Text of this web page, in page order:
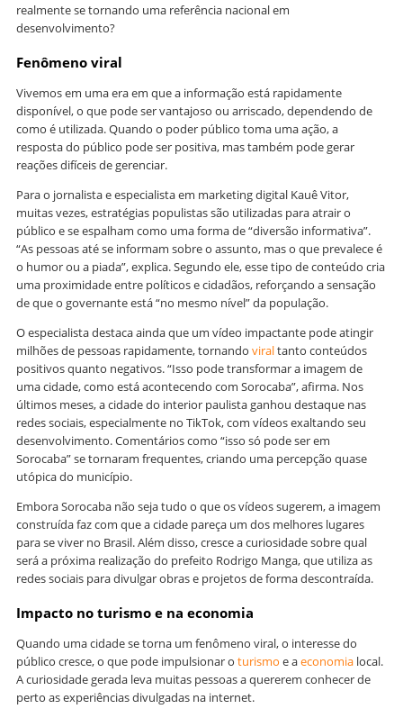
realmente se tornando uma referência nacional em
desenvolvimento?
Fenômeno viral
Vivemos em uma era em que a informação está rapidamente
disponível, o que pode ser vantajoso ou arriscado, dependendo de
como é utilizada. Quando o poder público toma uma ação, a
resposta do público pode ser positiva, mas também pode gerar
reações difíceis de gerenciar.
Para o jornalista e especialista em marketing digital Kauê Vitor,
muitas vezes, estratégias populistas são utilizadas para atrair o
público e se espalham como uma forma de “diversão informativa”.
“As pessoas até se informam sobre o assunto, mas o que prevalece é
o humor ou a piada”, explica. Segundo ele, esse tipo de conteúdo cria
uma proximidade entre políticos e cidadãos, reforçando a sensação
de que o governante está “no mesmo nível” da população.
O especialista destaca ainda que um vídeo impactante pode atingir
milhões de pessoas rapidamente, tornando viraltanto conteúdos
positivos quanto negativos. “Isso pode transformar a imagem de
uma cidade, como está acontecendo com Sorocaba”, afirma. Nos
últimos meses, a cidade do interior paulista ganhou destaque nas
redes sociais, especialmente no TikTok, com vídeos exaltando seu
desenvolvimento. Comentários como “isso só pode ser em
Sorocaba” se tornaram frequentes, criando uma percepção quase
utópica do município.
Embora Sorocaba não seja tudo o que os vídeos sugerem, a imagem
construída faz com que a cidade pareça um dos melhores lugares
para se viver no Brasil. Além disso, cresce a curiosidade sobre qual
será a próxima realização do prefeito Rodrigo Manga, que utiliza as
redes sociais para divulgar obras e projetos de forma descontraída.
Impacto no turismo e na economia
Quando uma cidade se torna um fenômeno viral, o interesse do
público cresce, o que pode impulsionar o turismo e aeconomia local.
A curiosidade gerada leva muitas pessoas a quererem conhecer de
perto as experiências divulgadas na internet.